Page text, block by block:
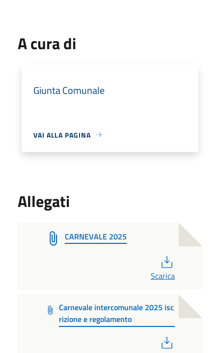
A cura di
Giunta Comunale
VAI ALLA PAGINA
Allegati
CARNEVALE 2025
Scarica
Carnevale intercomunale 2025 isc
rizione e regolamento